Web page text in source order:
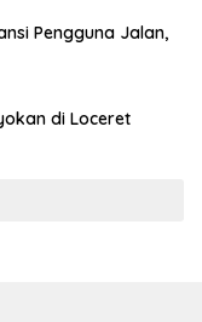
Pengguna Jalan,
di Loceret